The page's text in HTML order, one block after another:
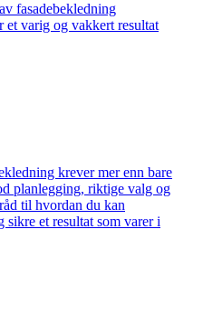
fasadebekledning
et varig og vakkert resultat
krever mer enn bare
planlegging, riktige valg og
til hvordan du kan
et resultat som varer i